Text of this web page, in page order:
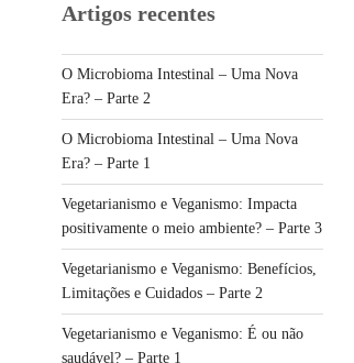
Artigos recentes
O Microbioma Intestinal – Uma Nova
Era? – Parte 2
O Microbioma Intestinal – Uma Nova
Era? – Parte 1
Vegetarianismo e Veganismo: Impacta
positivamente o meio ambiente? – Parte 3
Vegetarianismo e Veganismo: Benefícios,
Limitações e Cuidados – Parte 2
Vegetarianismo e Veganismo: É ou não
saudável? – Parte 1